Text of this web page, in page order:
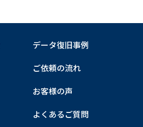
データ復旧事例
ご依頼の流れ
お客様の声
よくあるご質問